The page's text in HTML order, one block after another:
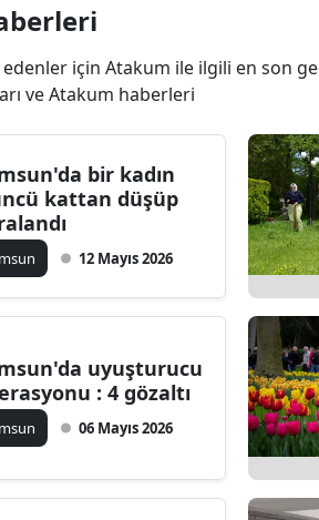
Artvin
Bilecik
Bitlis
Burdur
Bursa
Çanakkale
için Atakum ile ilgili en son
ve Atakum haberleri
bir kadın
kattan düşüp
12 Mayıs 2026
uyuşturucu
: 4 gözaltı
06 Mayıs 2026